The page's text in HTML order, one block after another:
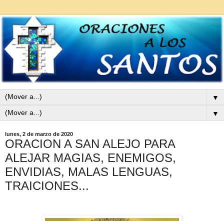
▼
▼
lunes, 2 de marzo de 2020
ORACION A SAN ALEJO PARA
ALEJAR MAGIAS, ENEMIGOS,
ENVIDIAS, MALAS LENGUAS,
TRAICIONES...